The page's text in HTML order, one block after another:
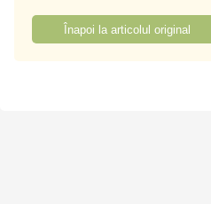
Înapoi la articolul original